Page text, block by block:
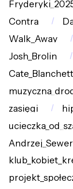
Contra
Walk_Away
Josh_Brolin
Cate_Blanchett
zasięgi